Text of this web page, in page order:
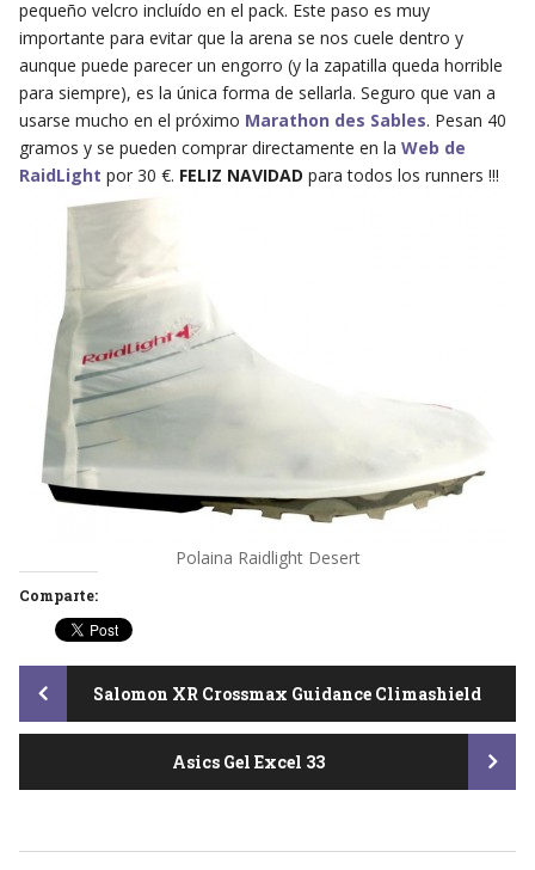
pequeño velcro incluído en el pack. Este paso es muy
importante para evitar que la arena se nos cuele dentro y
aunque puede parecer un engorro (y la zapatilla queda horrible
para siempre), es la única forma de sellarla. Seguro que van a
usarse mucho en el próximo Marathon des Sables. Pesan 40
gramos y se pueden comprar directamente en la Web de
RaidLight por 30 €. FELIZ NAVIDAD para todos los runners !!!
Polaina Raidlight Desert
Comparte:
Post
navigation
Salomon XR Crossmax Guidance Climashield
Asics Gel Excel 33